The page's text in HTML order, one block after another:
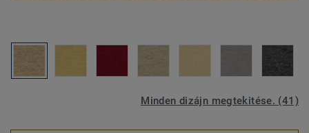
Minden dizájn megtekitése. (41)